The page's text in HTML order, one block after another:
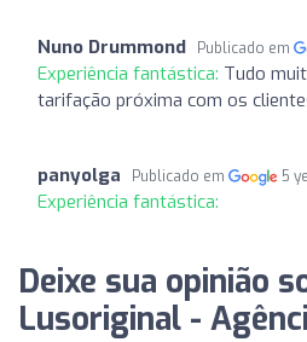
Nuno Drummond Publicado em
Experiência fantástica: Tudo
tarifação próxima com os
panyolga Publicado em 5
Experiência fantástica:
Deixe sua opinião
Lusoriginal -